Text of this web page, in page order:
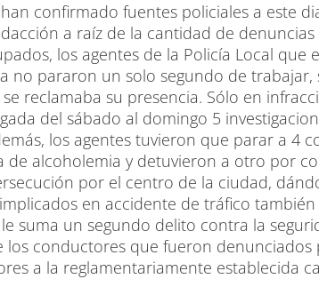
confirmado fuentes policiales a este
a raíz de la cantidad de
los agentes de la Policía Local
no pararon un solo segundo de
reclamaba su presencia. Sólo en
del sábado al domingo 5
los agentes tuvieron que parar a 4
de alcoholemia y detuvieron a otro por
por el centro de la ciudad,
en accidente de tráfico
suma un segundo delito contra la
los conductores que fueron
a la reglamentariamente establecida